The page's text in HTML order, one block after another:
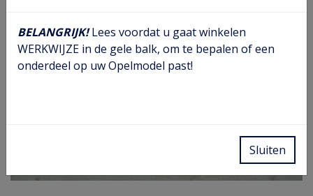
BELANGRIJK!Lees voordat u gaat winkelen
WERKWIJZE in de gele balk, om te bepalen of een
onderdeel op uw Opelmodel past!
Sluiten